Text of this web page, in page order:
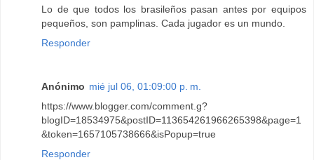
Lo de que todos los brasileños pasan antes por equipos
pequeños, son pamplinas. Cada jugador es un mundo.
Responder
Anónimo mié jul 06, 01:09:00 p. m.
https://www.blogger.com/comment.g?
blogID=18534975&postID=113654261966265398&page=1
&token=1657105738666&isPopup=true
Responder